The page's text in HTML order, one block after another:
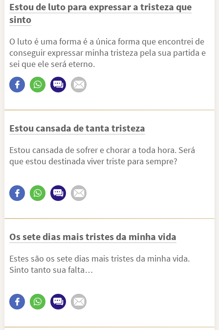
Estou de luto para expressar a tristeza que
sinto
O luto é uma forma é a única forma que encontrei de
conseguir expressar minha tristeza pela sua partida e
sei que ele será eterno.
Estou cansada de tanta tristeza
Estou cansada de sofrer e chorar a toda hora. Será
que estou destinada viver triste para sempre?
Os sete dias mais tristes da minha vida
Estes são os sete dias mais tristes da minha vida.
Sinto tanto sua falta…